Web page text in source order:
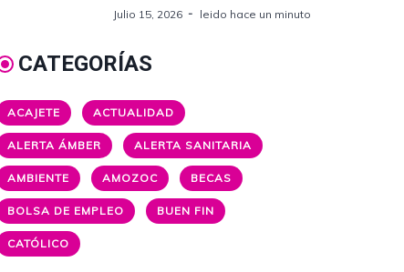
Julio 15, 2026 leido hace un minuto
CATEGORÍAS
ACAJETE ACTUALIDAD
ALERTA ÁMBER ALERTA SANITARIA
AMBIENTE AMOZOC BECAS
BOLSA DE EMPLEO BUEN FIN
CATÓLICO